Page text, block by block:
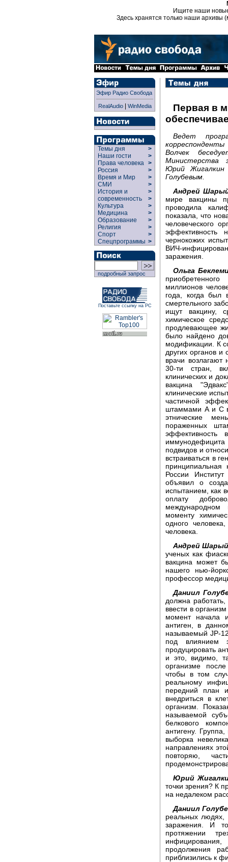
Ищите наши
Здесь хранятся только наши архивы
Эфир Радио Свобода
RealAudio| WinMedia
Темы дня
>
Наши гости
>
Права человека >
Россия
>
Время и Мир
>
СМИ
>
История и
современность
>
>
Культура
>
Медицина
>
Образование
>
Религия
>
Спорт
>
Спецпрограммы >
подробный запрос
Поставьте ссылку на РС
Первая в
Ведет
Волчек
Министерства
Юрий Жигалкин
Голубевым.
Андрей
мире вакцины
проводила
показала, что
человеческого
эффективность
чернокожих
ВИЧ-
заражения.
Ольга
миллионов
года, когда был
смертельного
ищут вакцину,
химическое
продлевающее
было найдено
модификации. К
других органов
врачи
30-ти стран,
клинических и
вакцина
клинические
частичной
штаммами А и С
этнические
пораженных
эффективность
подвидов и
встраиваться в
принципиальная
России
объявил о
испытанием, как
оплату
моменту
одного
человека.
Андрей
ученых как
вакцина может
нашего нью-
профессор
Даниил
должна
ввести в
момент начала
антиген, в
называемый JP-
под влиянием
продуцировать
и это, видимо,
организме
чтобы в том
реальному
передний план
внедриться в
организм.
называемой
белкового
антигену.
выборка
направлениях
повторяю,
Юрий
точки зрения? К
на недалеком
Даниил
реальных людях,
заражения. И
протяжении
продолжения
приблизились к